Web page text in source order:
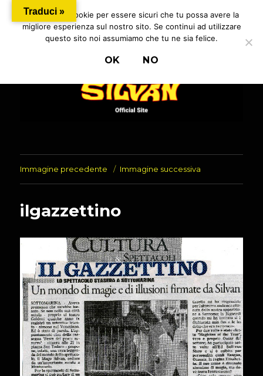
MENU
Immagine precedente Immagine successiva
ilgazzettino
Traduci »
Utilizziamo i cookie per essere sicuri che tu possa avere la
migliore esperienza sul nostro sito. Se continui ad utilizzare
questo sito noi assumiamo che tu ne sia felice.
OK NO